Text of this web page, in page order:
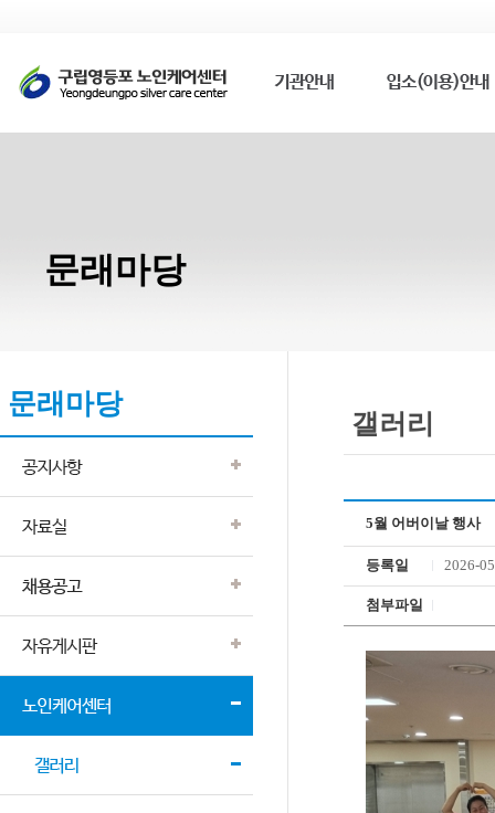
문래마당
문래마당
갤러리
5월 어버이날 행사
등록일 2026-
첨부파일